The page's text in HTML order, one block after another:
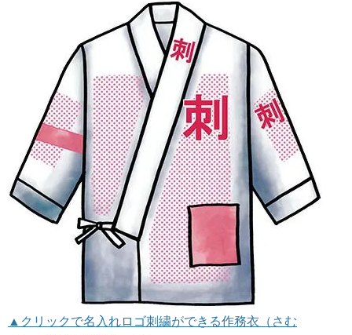
▲クリックで名入れロゴ刺繍ができる作務衣（さむ